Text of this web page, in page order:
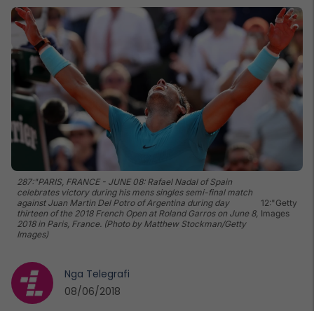
287:"PARIS, FRANCE - JUNE 08: Rafael Nadal of Spain
celebrates victory during his mens singles semi-final match
against Juan Martin Del Potro of Argentina during day
thirteen of the 2018 French Open at Roland Garros on June 8,
2018 in Paris, France. (Photo by Matthew Stockman/Getty
Images)
12:"Getty
Images
Nga Telegrafi
08/06/2018